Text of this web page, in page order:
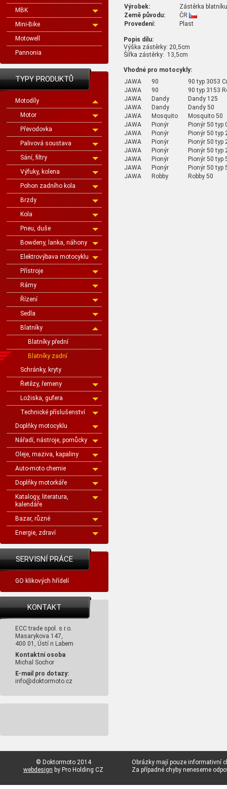
MBK
Mini-Bike
Motowell
Pannonia
TYPY PRODUKTŮ
Motodíly
Motor
Převodovka
Palivová soustava
Sání, filtry
Výfuky, kolena
Pohon zadního kola
Brzdy
Kola
Pneu, duše
Bowdeny, lanka, náhony
Elektrovýbava motocyklu
Přístroje
Rámy
Řízení
Sedla
Blatníky
Blatníky přední
Blatníky zadní
Schránky, kryty
Řetězy, řemeny
Ložiska, gufera
Technické příslušenství
Doplňky motocyklu
Nářadí, nástroje, pomůcky
Oleje, maziva, kapaliny
Auto-moto chemie
Doplňky motorkáře
Katalogy, literatura,
kalendáře
Bazar, různé
Energie, zdraví
SERVISNÍ PRÁCE
GO klikových hřídelí
KONTAKT
ECC trade spol. s r.o.
Masarykova 147,
400 01, Ústí n Labem
Kontaktní osoba
Michal Sochor
E-mail pro dotazy:
info@doktormoto.cz
Výrobek:
Zástěrka
Země původu:
ČR
Provedení:
Plast
Popis dílu:
Výška zástěrky: 20,5cm
Šířka zástěrky: 13,5cm
Vhodné pro motocykly:
JAWA
90
90 typ 3053
JAWA
90
90 typ 3153
JAWA
Dandy
Dandy 125
JAWA
Dandy
Dandy 50
JAWA
Mosquito
Mosquito 50
JAWA
Pionýr
Pionýr 50 typ
JAWA
Pionýr
Pionýr 50 typ
JAWA
Pionýr
Pionýr 50 typ
JAWA
Pionýr
Pionýr 50 typ
JAWA
Pionýr
Pionýr 50 typ
JAWA
Pionýr
Pionýr 50 typ
JAWA
Robby Robby 50
© Doktormoto 2014
webdesign by Pro Holding CZ
Obrázky mají pouze informativní
Za případné chyby neneseme